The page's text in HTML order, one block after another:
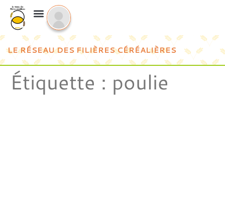
LE RÉSEAU DES FILIÈRES CÉRÉALIÈRES
Étiquette : poulie